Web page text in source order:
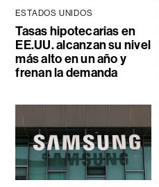
ESTADOS UNIDOS
Tasas hipotecarias en
EE.UU. alcanzan su nivel
más alto en un año y
frenan la demanda